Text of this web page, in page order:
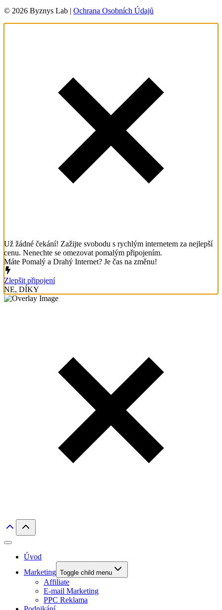
© 2026 Byznys Lab | Ochrana Osobních Údajů
Už žádné čekání! Zažijte svobodu s rychlým internetem za nejlepší
cenu. Nenechte se omezovat pomalým připojením.
Máte Pomalý a Drahý Internet? Je čas na změnu!
Zlepšit připojení
NE, DÍKY
Úvod
Marketing Toggle child menu
Affiliate
E-mail Marketing
PPC Reklama